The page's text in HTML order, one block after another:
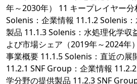
年～2030年） 11 キープレイヤー
Solenis：企業情報 11.1.2 Solenis
製品 11.1.3 Solenis：水処理化学収
よび市場シェア（2019年～2024年
事業概要 11.1.5 Solenis：直近の展
11.2.1 SNF Group：企業情報
学分野の提供製品 11.2.3 SNF